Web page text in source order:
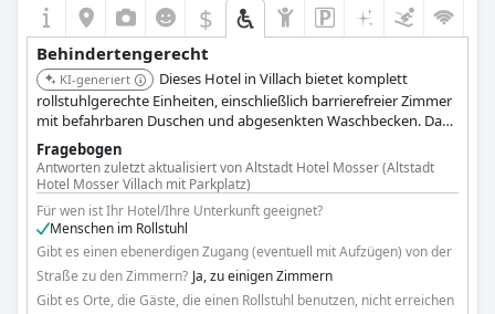
$
Behindertengerecht
KI-generiert
Dieses Hotel in Villach bietet komplett
rollstuhlgerechte Einheiten, einschließlich barrierefreier Zimmer
mit befahrbaren Duschen und abgesenkten Waschbecken. Das
Hotel verfügt über einen Aufzug, der Zugang zu den oberen
Etagen bietet. Behindertengerechter Zugang und barrierefreie
Parkplätze sind vorhanden.
Fragebogen
Antworten zuletzt aktualisiert von Altstadt Hotel Mosser (Altstadt
Hotel Mosser Villach mit Parkplatz)
Für wen ist Ihr Hotel/Ihre Unterkunft geeignet?
Menschen im Rollstuhl
Gibt es einen ebenerdigen Zugang (eventuell mit Aufzügen) von der
Straße zu den Zimmern? Ja, zu einigen Zimmern
Gibt es Orte, die Gäste, die einen Rollstuhl benutzen, nicht erreichen